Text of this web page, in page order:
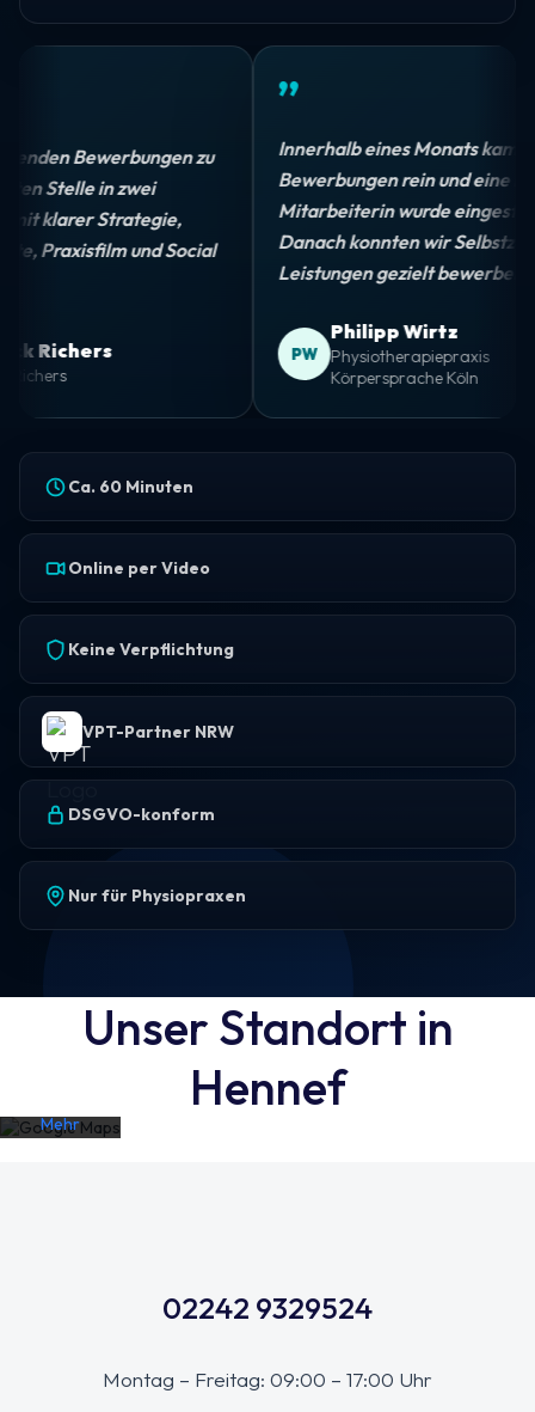
Bewerbungen zu
Stelle in zwei
klarer Strategie,
Praxisfilm und Social
Richers
Innerhalb eines Monats kamen
Bewerbungen rein und eine neue
Mitarbeiterin wurde eingestellt.
Danach konnten wir
Leistungen gezielt bewerben.
PW
Philipp Wirtz
Physiotherapiepraxis
Körpersprache Köln
Ca. 60 Minuten
Online per Video
Keine Verpflichtung
VPT-Partner NRW
DSGVO-konform
Nur für Physiopraxen
Unser Standort in
Hennef
Karte
akzeptieren
Mehr
erfahren
02242 9329524
Montag – Freitag: 09:00 – 17:00 Uhr